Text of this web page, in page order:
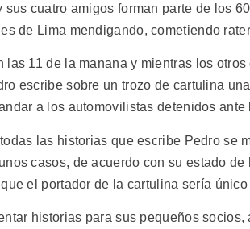
sus cuatro amigos forman parte de los
de Lima mendigando, cometiendo
las 11 de la manana y mientras los
escribe sobre un trozo de cartulina
a los automovilistas detenidos ante
las historias que escribe Pedro se
casos, de acuerdo con su estado
que el portador de la cartulina sería único
historias para sus pequeños